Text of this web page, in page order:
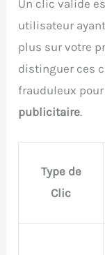
Un clic valide
utilisateur
plus sur votre
distinguer ces
frauduleux pour
publicitaire.
Type de
Clic